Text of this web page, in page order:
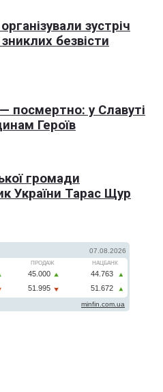
зустріч
безвісти
посмертно: у Славуті
Героїв
громади
України Тарас Щур